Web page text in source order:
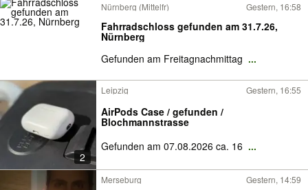
Nürnberg (Mittelfr) Gestern, 16:58
Fahrradschloss gefunden am 31.7.26,
Nürnberg
Gefunden am Freitagnachmittag ...
2
Leipzig Gestern, 16:55
AirPods Case / gefunden /
Blochmannstrasse
Gefunden am 07.08.2026 ca. 16 ...
Merseburg Gestern, 14:59